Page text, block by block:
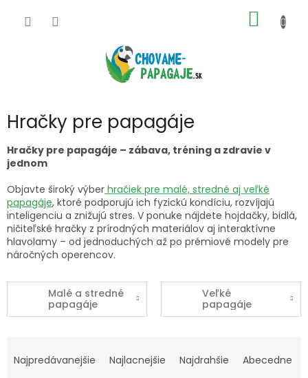
KOŠÍK
Hračky pre papagáje
Hračky pre papagáje – zábava, tréning a zdravie v
jednom
Objavte široký výber hračiek pre malé, stredné aj veľké
papagáje, ktoré podporujú ich fyzickú kondíciu, rozvíjajú
inteligenciu a znižujú stres. V ponuke nájdete hojdačky, bidlá,
ničiteľské hračky z prírodných materiálov aj interaktívne
hlavolamy – od jednoduchých až po prémiové modely pre
náročných operencov.
Malé a stredné
papagáje
Veľké
papagáje
aNajpredávanejšie Najlacnejšie Najdrahšie Abecedne